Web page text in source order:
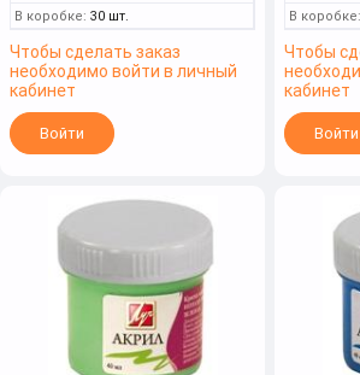
В коробке: 30 шт.
Чтобы сделать заказ
необходимо войти в личный
кабинет
Войти
В коробке:
Чтобы
кабинет
Войти